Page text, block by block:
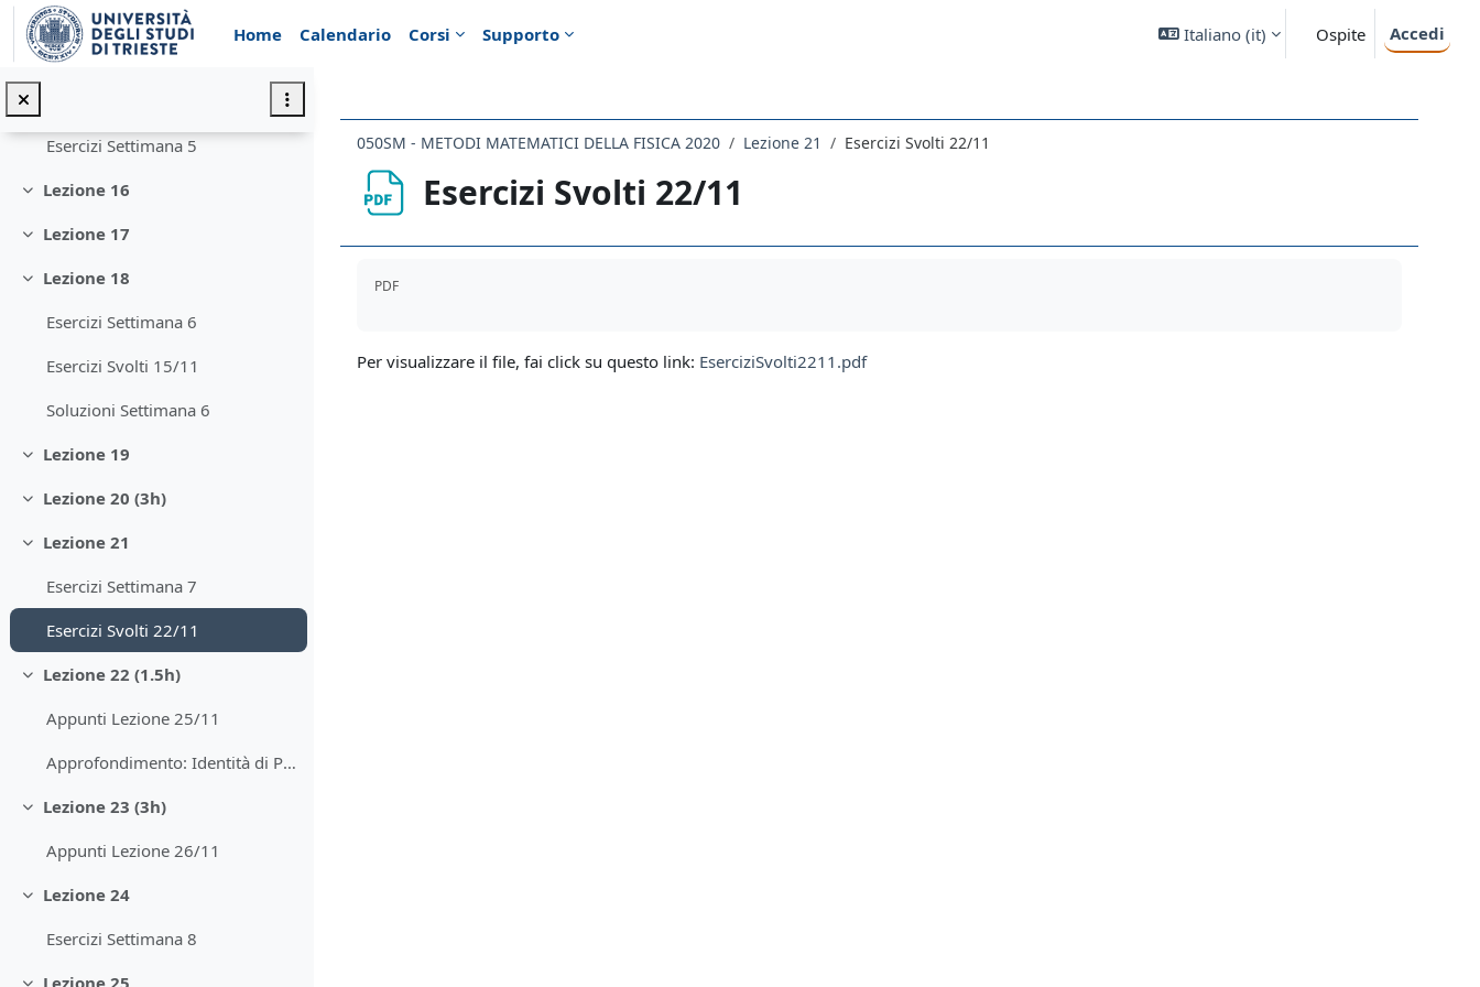
Vai al contenuto principale
Home
Calendario Corsi Supporto Italiano ‎(it)‎ Ospite Accedi
Minimizza
Lezione 13
Minimizza
Lezione 14
Minimizza
Esercizi Settimana 5
Minimizza
Lezione 16
Minimizza
Lezione 17
Minimizza
Lezione 18
Esercizi Settimana 6
Esercizi Svolti 15/11
Soluzioni Settimana 6
Minimizza
Lezione 19
Minimizza
Lezione 20 (3h)
Minimizza
Lezione 21
Esercizi Settimana 7
Esercizi Svolti 22/11
Minimizza
Lezione 22 (1.5h)
Appunti Lezione 25/11
Approfondimento: Identità di Parseval
Minimizza
Lezione 23 (3h)
Appunti Lezione 26/11
Minimizza
Lezione 24
Esercizi Settimana 8
050SM - METODI MATEMATICI DELLA FISICA 2020 Lezione 21 Esercizi Svolti 22/11
Esercizi Svolti 22/11
PDF
Per visualizzare il file, fai click su questo link: EserciziSvolti2211.pdf